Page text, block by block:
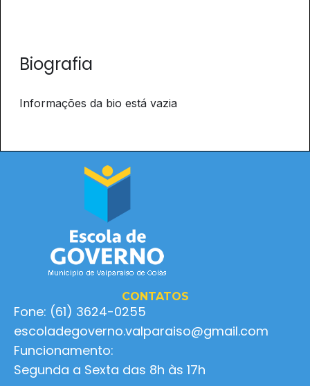
Biografia
Informações da bio está vazia
CONTATOS
Fone: (61) 3624-0255
escoladegoverno.valparaiso@gmail.com
Funcionamento:
Segunda a Sexta das 8h às 17h